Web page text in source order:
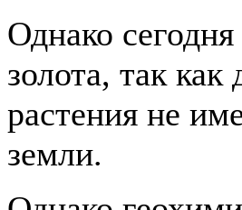
Однако
золота, так
растения не
земли.